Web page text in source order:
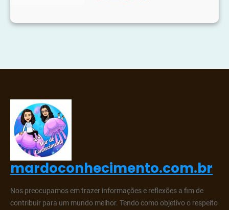
mardoconhecimento.com.br
Nos preocupamos em trazer informações e reflexões a fim de
contribuir para um mundo melhor. Tendo como objetivo o respeito